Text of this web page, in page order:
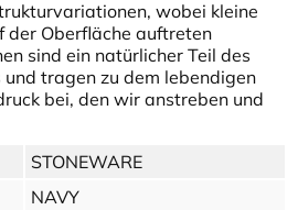
wobei kleine
der Oberfläche auftreten
sind ein natürlicher Teil des
tragen zu dem lebendigen
bei, den wir anstreben und
STONEWARE
NAVY